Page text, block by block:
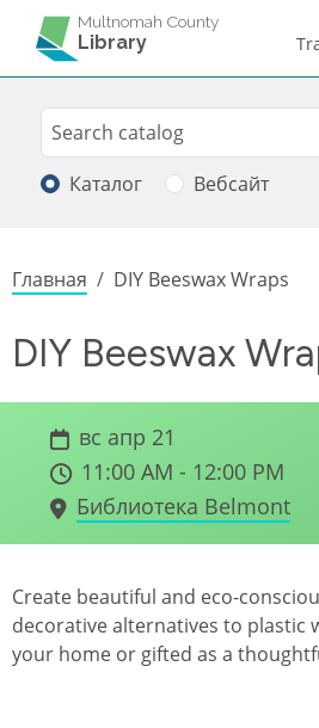
Перейти к основному
Multnomah County
Library
Search
Поиск
Каталог Вебсайт
Строка навигации
Главная DIY Beeswax Wraps
DIY Beeswax
вс апр 21
11:00 AM - 12:00 PM
Библиотека Belmont
Create beautiful and eco-
decorative alternatives to plastic
your home or gifted as a